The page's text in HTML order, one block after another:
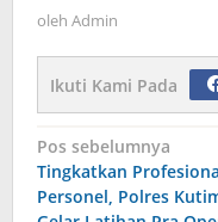
oleh Admin
Ikuti Kami Pada
Navigasi
pos
Pos sebelumnya
Tingkatkan
Personel, Polres